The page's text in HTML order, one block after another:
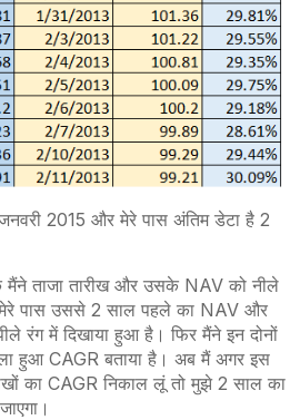
2015 और मेरे पास अंतिम डेटा है 2
ताजा तारीख और उसके NAV को नीले
पास उससे 2 साल पहले का NAV और
रंग में दिखाया हुआ है। फिर मैंने इन दोनों
हुआ CAGR बताया है। अब मैं अगर इस
का CAGR निकाल लूं तो मुझे 2 साल का